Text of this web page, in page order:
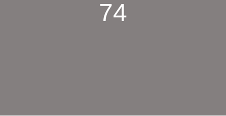
74